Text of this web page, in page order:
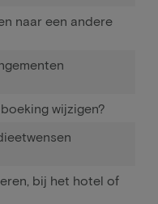
naar een andere
wijzigen?
bij het hotel of